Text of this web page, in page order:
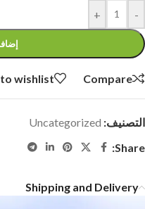
-
+
Compare
wishlist
التصنيف: Uncategorized
Share:
Shipping and Delivery